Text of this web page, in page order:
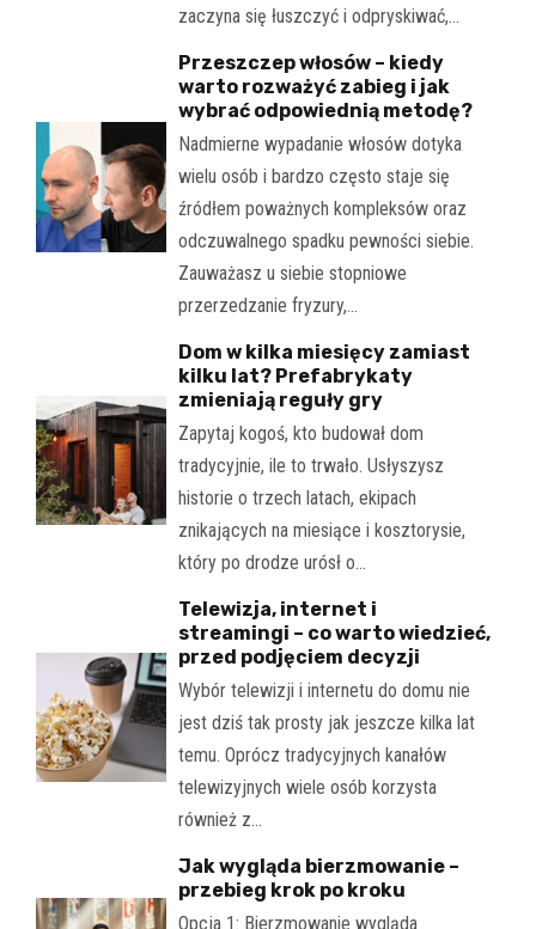
zaczyna się łuszczyć i odpryskiwać,…
Przeszczep włosów – kiedy
warto rozważyć zabieg i jak
wybrać odpowiednią metodę?
Nadmierne wypadanie włosów dotyka
wielu osób i bardzo często staje się
źródłem poważnych kompleksów oraz
odczuwalnego spadku pewności siebie.
Zauważasz u siebie stopniowe
przerzedzanie fryzury,…
Dom w kilka miesięcy zamiast
kilku lat? Prefabrykaty
zmieniają reguły gry
Zapytaj kogoś, kto budował dom
tradycyjnie, ile to trwało. Usłyszysz
historie o trzech latach, ekipach
znikających na miesiące i kosztorysie,
który po drodze urósł o…
Telewizja, internet i
streamingi – co warto wiedzieć,
przed podjęciem decyzji
Wybór telewizji i internetu do domu nie
jest dziś tak prosty jak jeszcze kilka lat
temu. Oprócz tradycyjnych kanałów
telewizyjnych wiele osób korzysta
również z…
Jak wygląda bierzmowanie –
przebieg krok po kroku
Opcja 1: Bierzmowanie wygląda